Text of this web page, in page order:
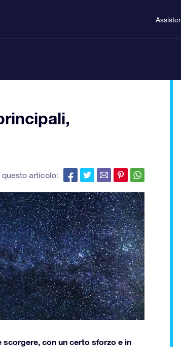
articolo:
con un certo sforzo e in